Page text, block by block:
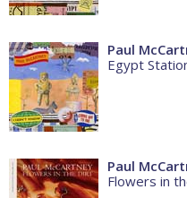
Paul
Egypt
Paul
Flowers in